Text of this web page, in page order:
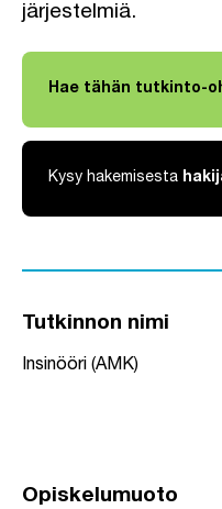
järjestelmiä.
Hae tähän tutkinto-
Linkki avautuu uuteen
Kysy hakemisesta
Tutkinnon nimi
Insinööri (AMK)
Opiskelumuoto